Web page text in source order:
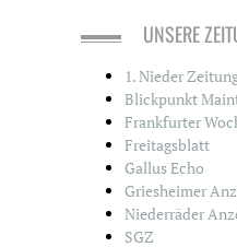
UNSERE
1. Nieder
Blickpunkt
Frankfurter
Freitagsblatt
Gallus Echo
Griesheimer
Niederräder
SGZ